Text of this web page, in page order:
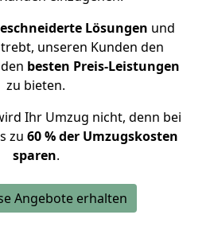
Lösungen und
unseren Kunden den
besten Preis-Leistungen
zu bieten.
Ihr Umzug nicht, denn bei
zu 60 % der Umzugskosten
sparen.
Angebote erhalten